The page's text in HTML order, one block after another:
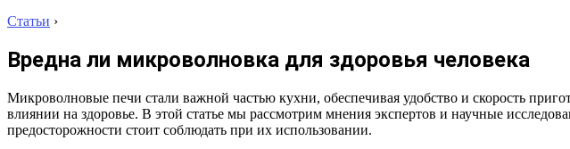
Статьи ›
Вредна ли микроволновка для здоровья человека
Микроволновые печи стали важной частью кухни, обеспечивая удобство и скорость
влиянии на здоровье. В этой статье мы рассмотрим мнения экспертов и научные
предосторожности стоит соблюдать при их использовании.